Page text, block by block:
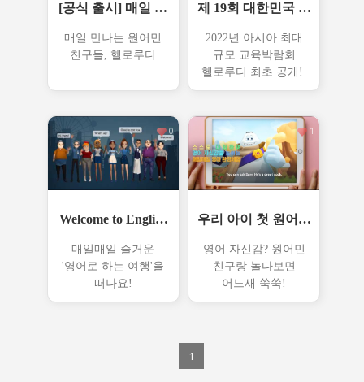
[공식 출시] 매일 만
..
매일 만나는 원어민
친구들, 헬로루디
제 19회 대한민국 교
2022년 아시아 최대
규모 교육박람회
헬로루디 최초 공개!
Welcome to English
매일매일 즐거운
'영어로 하는 여행'을
떠나요!
0
우리 아이 첫 원어민
영어 자신감? 원어민
친구랑 놀다보면
어느새 쑥쑥!
1
1